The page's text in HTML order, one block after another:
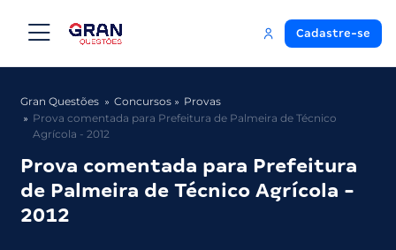
Cadastre-se
Gran Questões Concursos
Provas
Prova comentada para Prefeitura de Palmeira de Técnico
Agrícola - 2012
Prova comentada para Prefeitura
de Palmeira de Técnico Agrícola -
2012